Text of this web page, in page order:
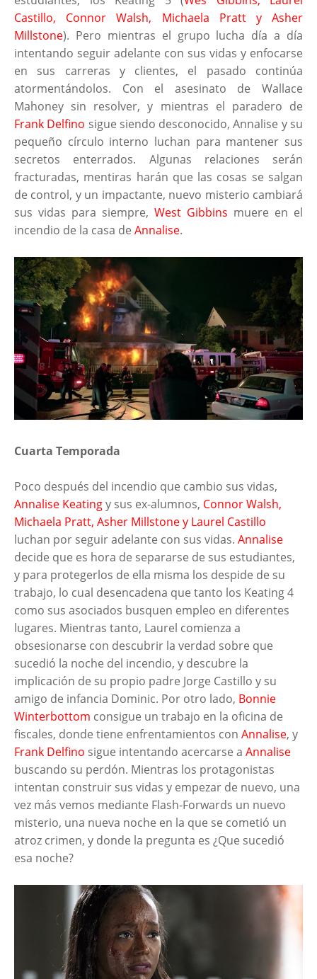
Castillo, Connor Walsh, Michaela Pratt y Asher
Millstone). Pero mientras el grupo lucha día a día
intentando seguir adelante con sus vidas y enfocarse
en sus carreras y clientes, el pasado continúa
atormentándolos. Con el asesinato de Wallace
Mahoney sin resolver, y mientras el paradero de
Frank Delfino sigue siendo desconocido, Annalise y su
pequeño círculo interno luchan para mantener sus
secretos enterrados. Algunas relaciones serán
fracturadas, mentiras harán que las cosas se salgan
de control, y un impactante, nuevo misterio cambiará
sus vidas para siempre, West Gibbins muere en el
incendio de la casa de Annalise.
Cuarta Temporada
Poco después del incendio que cambio sus vidas,
Annalise Keatingy sus ex-alumnos, Connor Walsh,
Michaela Pratt, Asher Millstone y Laurel Castillo
luchan por seguir adelante con sus vidas. Annalise
decide que es hora de separarse de sus estudiantes,
y para protegerlos de ella misma los despide de su
trabajo, lo cual desencadena que tanto los Keating 4
como sus asociados busquen empleo en diferentes
lugares. Mientras tanto, Laurel comienza a
obsesionarse con descubrir la verdad sobre que
sucedió la noche del incendio, y descubre la
implicación de su propio padre Jorge Castillo y su
amigo de infancia Dominic. Por otro lado, Bonnie
Winterbottom consigue un trabajo en la oficina de
fiscales, donde tiene enfrentamientos con Annalise, y
Frank Delfino sigue intentando acercarse a Annalise
buscando su perdón. Mientras los protagonistas
intentan construir sus vidas y empezar de nuevo, una
vez más vemos mediante Flash-Forwards un nuevo
misterio, una nueva noche en la que se cometió un
atroz crimen, y donde la pregunta es ¿Que sucedió
esa noche?